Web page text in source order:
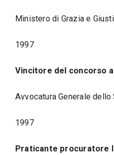
Ministero di Grazia e
1997
Vincitore del concorso
Avvocatura Generale dello
1997
Praticante procuratore